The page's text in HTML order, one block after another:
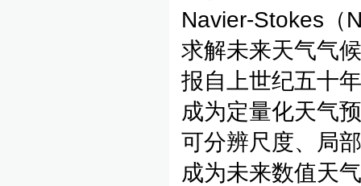
Navier-Stokes（
求解未来天气气
报自上世纪五十
成为定量化天气
可分辨尺度、局
成为未来数值天